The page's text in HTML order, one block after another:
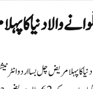
والا دنیا کا
دنیا کا پہلا مریض چل بسا